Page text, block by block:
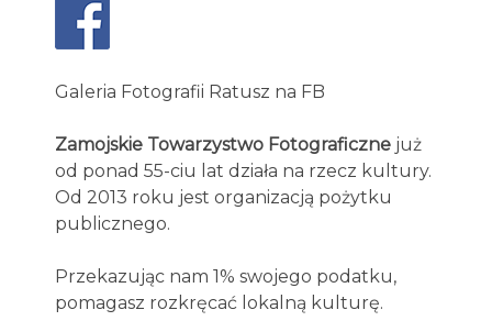
Galeria Fotografii Ratusz na FB
Zamojskie Towarzystwo Fotograficzne już
od ponad 55-ciu lat działa na rzecz kultury.
Od 2013 roku jest organizacją pożytku
publicznego.
Przekazując nam 1% swojego podatku,
pomagasz rozkręcać lokalną kulturę.